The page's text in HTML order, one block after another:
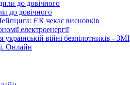
до довічного
ЄК чекає висновків
електроенергії
українській війні безпілотників - ЗМІ
Онлайн